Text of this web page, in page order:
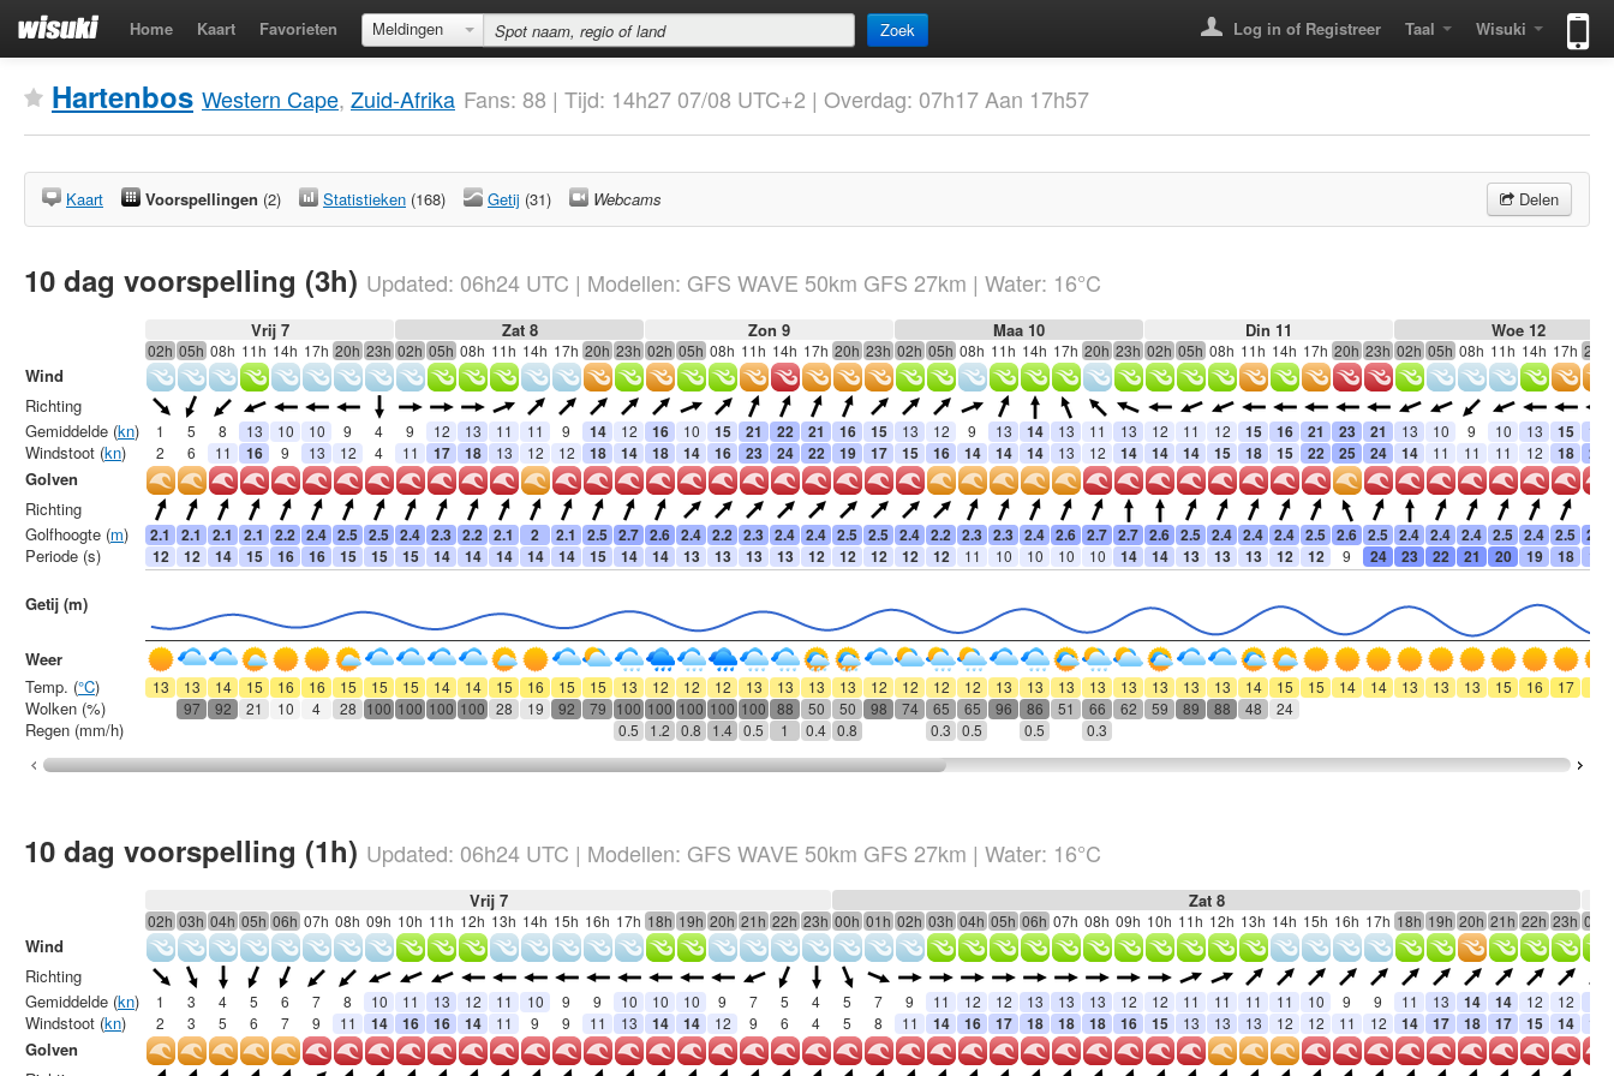
Home Kaart Favorieten Meldingen Zoek Log in of Registreer Taal Wisuki
Hartenbos Western Cape, Zuid-Afrika Fans: 88 | Tijd: 14h27 07/08 UTC+2 | Overdag: 07h17 Aan 17h57
Kaart Voorspellingen (2) Statistieken (168) Getij (31) Webcams Delen
10 dag voorspelling (3h) Updated: 06h24 UTC | Modellen: GFS WAVE 50km GFS 27km | Water: 16°C
Vrij 7 Zat 8 Zon 9 Maa 10 Din 11 Woe 12
02h 05h 08h 11h 14h 17h 20h 23h 02h 05h 08h 11h 14h 17h 20h 23h 02h 05h 08h 11h 14h 17h 20h 23h 02h 05h 08h 11h 14h 17h 20h 23h 02h 05h 08h 11h 14h 17h 20h 23h 02h 05h 08h 11h 14h 17h 20h
1 5 8 13 10 10 9 4 9 12 13 11 11 9 14 12 16 10 15 21 22 21 16 15 13 12 9 13 14 13 11 13 12 11 12 15 16 21 23 21 13 10 9 10 13 15 18
2 6 11 16 9 13 12 4 11 17 18 13 12 12 18 14 18 14 16 23 24 22 19 17 15 16 14 14 14 13 12 14 14 14 15 18 15 22 25 24 14 11 11 11 12 18 23
2.1 2.1 2.1 2.1 2.2 2.4 2.5 2.5 2.4 2.3 2.2 2.1 2 2.1 2.5 2.7 2.6 2.4 2.2 2.3 2.4 2.4 2.5 2.5 2.4 2.2 2.3 2.3 2.4 2.6 2.7 2.7 2.6 2.5 2.4 2.4 2.4 2.5 2.6 2.5 2.4 2.4 2.4 2.5 2.4 2.5 2.6
12
12 14 15 16 16 15 15 15 14 14 14 14 14 15 14 14 13 13 13 13 12 12 12 12 12 11 10 10 10 10 14 14 13 13 13 12 12 9 24 23 22 21 20 19 18 18
13 13 14 15 16 16 15 15 15 14 14 15 16 15 15 13 12 12 12 13 13 13 13 12 12 12 12 13 13 13 13 13 13 13 13 14 15 15 14 14 13 13 13 15 16 17
97
92 21 10 4 28 100 100 100 100 28 19 92 79 100 100 100 100 100 88 50 50 98 74 65 65 96 86 51 66 62 59 89 88 48
24
0.5
1.2 0.8 1.4 0.5 1 0.4 0.8 0.3 0.5 0.5 0.3
Wind
Richting
Gemiddelde (kn)
Windstoot (kn)
Golven
Richting
Golfhoogte (m)
Periode (s)
Getij (m)
Weer
Temp. (°C)
Wolken (%)
Regen (mm/h)
10 dag voorspelling (1h) Updated: 06h24 UTC | Modellen: GFS WAVE 50km GFS 27km | Water: 16°C
Vrij 7 Zat 8
02h 03h 04h 05h 06h 07h 08h 09h 10h 11h 12h 13h 14h 15h 16h 17h 18h 19h 20h 21h 22h 23h 00h 01h 02h 03h 04h 05h 06h 07h 08h 09h 10h 11h 12h 13h 14h 15h 16h 17h 18h 19h 20h 21h 22h 23h 00h
1 3 4 5 6 7 8 10 11 13 12 11 10 9 9 10 10 10 9 7 5 4 5 7 9 11 12 12 13 13 13 12 12 11 11 11 11 10 9 9 11 13 14 14 12 12
2
3 5 6 7 9 11 14 16 16 14 11 9 9 11 13 14 14 12 9 6 4 5 8 11 14 16 17 18 18 18 16 15 13 13 13 12 12 11 12 14 17 18 17 15 14 15
Wind
Richting
Gemiddelde (kn)
Windstoot (kn)
Golven